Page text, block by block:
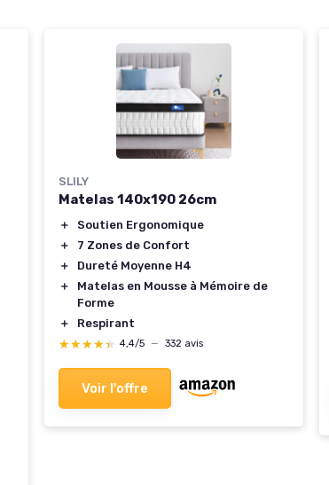
SLILY
Matelas 140x190 26cm
＋
Soutien Ergonomique
＋
7 Zones de Confort
＋
Dureté Moyenne H4
＋
Matelas en Mousse à Mémoire de
Forme
＋
Respirant
★★★★★
★★★★★ 4,4/5 — 332 avis
Voir l'offre